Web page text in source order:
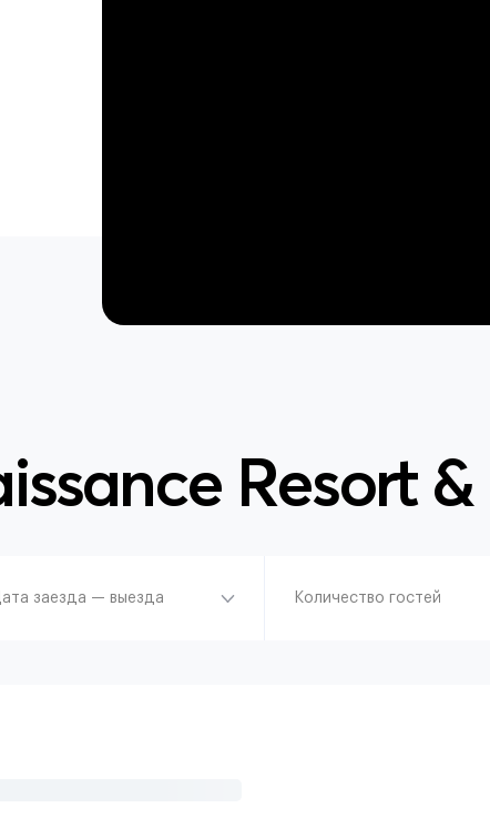
Resort
заезда — выезда Количество гостей